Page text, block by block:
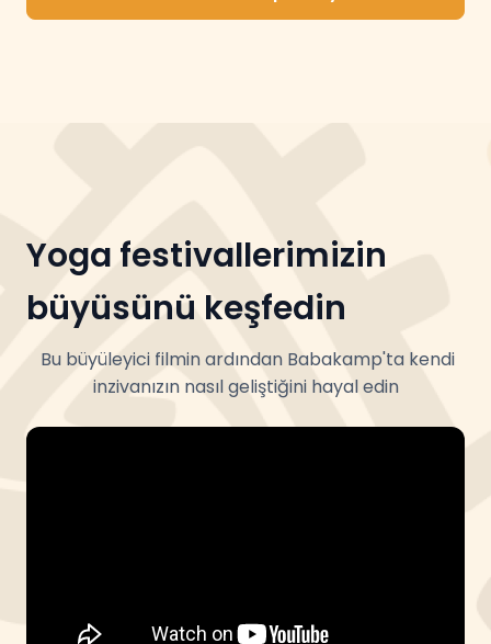
Yoga festivallerimizin
büyüsünü keşfedin
Bu büyüleyici filmin ardından Babakamp'ta kendi
inzivanızın nasıl geliştiğini hayal edin